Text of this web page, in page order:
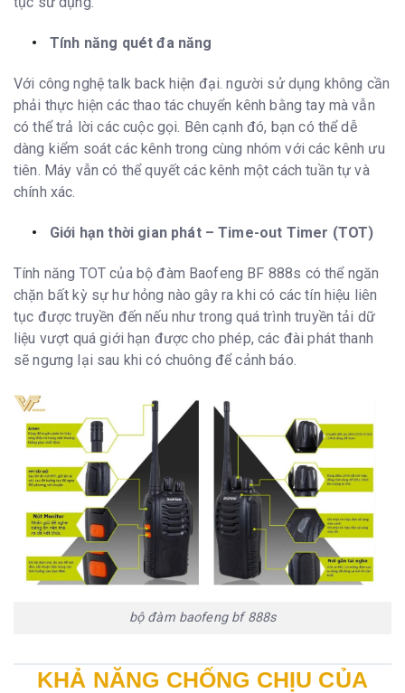
Tính năng quét đa năng
Với công nghệ talk back hiện đại. người sử dụng không cần
phải thực hiện các thao tác chuyển kênh bằng tay mà vẫn
có thể trả lời các cuộc gọi. Bên cạnh đó, bạn có thể dễ
dàng kiểm soát các kênh trong cùng nhóm với các kênh ưu
tiên. Máy vẫn có thể quyết các kênh một cách tuần tự và
chính xác.
Giới hạn thời gian phát – Time-out Timer (TOT)
Tính năng TOT của bộ đàm Baofeng BF 888s có thể ngăn
chặn bất kỳ sự hư hỏng nào gây ra khi có các tín hiệu liên
tục được truyền đến nếu như trong quá trình truyền tải dữ
liệu vượt quá giới hạn được cho phép, các đài phát thanh
sẽ ngưng lại sau khi có chuông để cảnh báo.
bộ đàm baofeng bf 888s
KHẢ NĂNG CHỐNG CHỊU CỦA